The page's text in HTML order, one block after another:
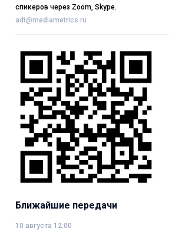
спикеров через Zoom, Skype.
adt@mediametrics.ru
Ближайшие передачи
10 августа 12:00